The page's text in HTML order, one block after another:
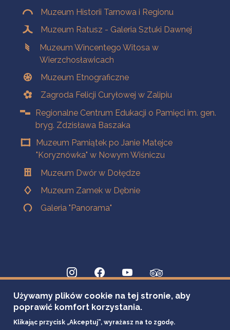
Muzeum Historii Tarnowa i Regionu
Muzeum Ratusz - Galeria Sztuki Dawnej
Muzeum Wincentego Witosa w
Wierzchosławicach
Muzeum Etnograficzne
Zagroda Felicji Curyłowej w Zalipiu
Regionalne Centrum Edukacji o Pamięci im. gen.
bryg. Zdzisława Baszaka
Muzeum Pamiątek po Janie Matejce
"Koryznówka" w Nowym Wiśniczu
Muzeum Dwór w Dołędze
Muzeum Zamek w Dębnie
Galeria "Panorama"
Używamy plików cookie na tej stronie, aby
poprawić komfort korzystania.
Klikając przycisk „Akceptuj”, wyrażasz na to zgodę.